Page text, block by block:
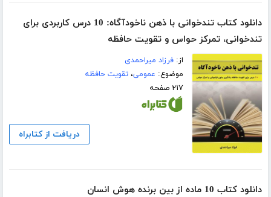
دانلود کتاب تندخوانی با ذهن ناخودآگاه: 10 درس کاربردی برای
تندخوانی، تمرکز حواس و تقویت حافظه
از:فرزاد میراحمدی
موضوع: عمومی،تقویت حافظه
۲۱۷ صفحه
دریافت از کتابراه
دانلود کتاب 10 ماده از بین برنده هوش انسان